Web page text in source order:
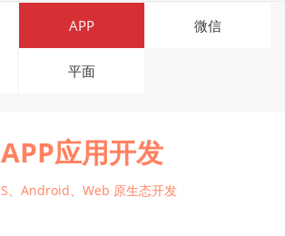
APP 微信
平面
APP应用开发
、Android、Web 原生态开发